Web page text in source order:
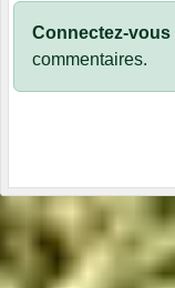
Connectez-vous
commentaires.